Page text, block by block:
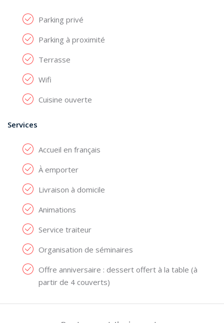
Parking privé
Parking à proximité
Terrasse
Wifi
Cuisine ouverte
Services
Accueil en français
À emporter
Livraison à domicile
Animations
Service traiteur
Organisation de séminaires
Offre anniversaire : dessert offert à la table (à
partir de 4 couverts)